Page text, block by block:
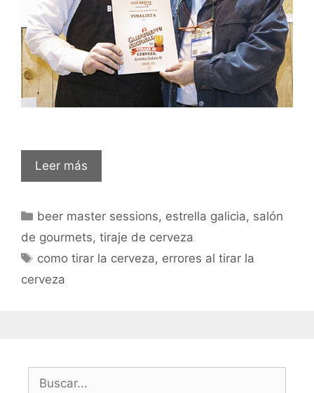
Leer más
beer master sessions, estrella galicia, salón
de gourmets, tiraje de cerveza
como tirar la cerveza, errores al tirar la
cerveza